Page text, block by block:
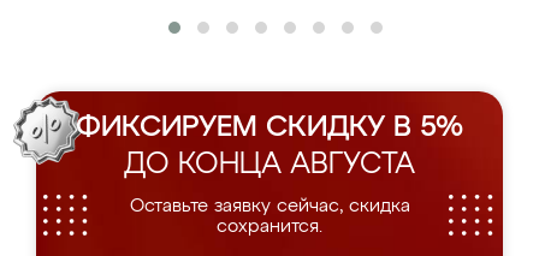
ФИКСИРУЕМ СКИДКУ В 5%
ДО КОНЦА АВГУСТА
Оставьте заявку сейчас, скидка
сохранится.